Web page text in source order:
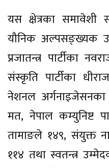
यस क्षेत्रका समावेशी
यौनिक अल्पसङ्ख्यक
प्रजातन्त्र पार्टीका
संस्कृति पार्टीका
नेशनल
मत, नेपाल कम्युनिष्ट
तामाङले १४९, संयुक्त
११४ तथा स्वतन्त्र